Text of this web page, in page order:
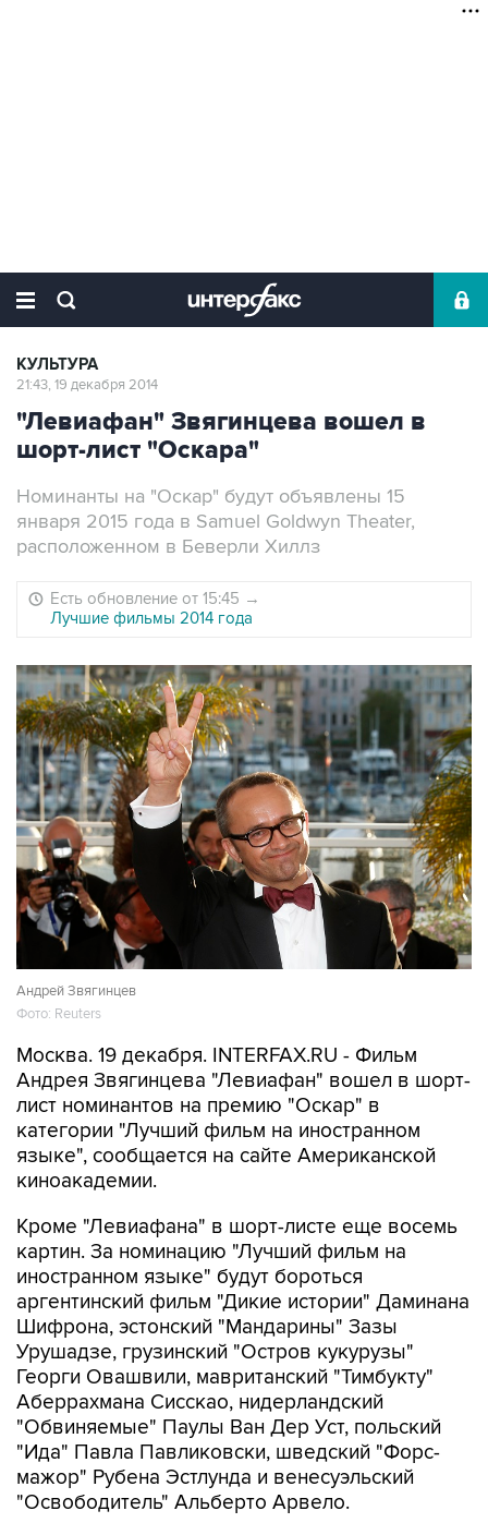
КУЛЬТУРА
21:43, 19 декабря 2014
"Левиафан" Звягинцева вошел в
шорт-лист "Оскара"
Номинанты на "Оскар" будут объявлены 15
января 2015 года в Samuel Goldwyn Theater,
расположенном в Беверли Хиллз
Есть обновление от 15:45 →
Лучшие фильмы 2014 года
Андрей Звягинцев
Фото: Reuters
Москва. 19 декабря. INTERFAX.RU - Фильм
Андрея Звягинцева "Левиафан" вошел в шорт-
лист номинантов на премию "Оскар" в
категории "Лучший фильм на иностранном
языке", сообщается на сайте Американской
киноакадемии.
Кроме "Левиафана" в шорт-листе еще восемь
картин. За номинацию "Лучший фильм на
иностранном языке" будут бороться
аргентинский фильм "Дикие истории" Даминана
Шифрона, эстонский "Мандарины" Зазы
Урушадзе, грузинский "Остров кукурузы"
Георги Овашвили, мавританский "Тимбукту"
Аберрахмана Сисскао, нидерландский
"Обвиняемые" Паулы Ван Дер Уст, польский
"Ида" Павла Павликовски, шведский "Форс-
мажор" Рубена Эстлунда и венесуэльский
"Освободитель" Альберто Арвело.